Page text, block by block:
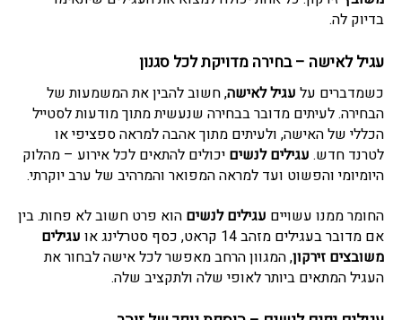
בדיוק לה.
עגיל לאישה – בחירה מדויקת לכל סגנון
כשמדברים על עגיל לאישה, חשוב להבין את המשמעות של
הבחירה. לעיתים מדובר בבחירה שנעשית מתוך מודעות לסטייל
הכללי של האישה, ולעיתים מתוך אהבה למראה ספציפי או
לטרנד חדש. עגילים לנשים יכולים להתאים לכל אירוע – מהלוק
היומיומי והפשוט ועד למראה המפואר והמרהיב של ערב יוקרתי.
החומר ממנו עשויים עגילים לנשים הוא פרט חשוב לא פחות. בין
אם מדובר בעגילים מזהב 14 קראט, כסף סטרלינג או
עגילים
משובצים זירקון,המגוון הרחב מאפשר לכל אישה לבחור את
העגיל המתאים ביותר לאופי שלה ולתקציב שלה.